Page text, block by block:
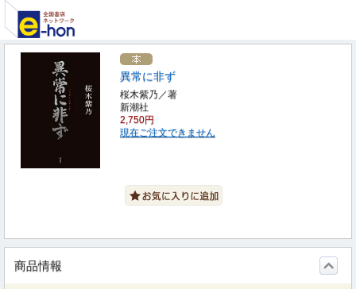
異常に非ず
桜木紫乃／著
新潮社
2,750円
現在ご注文できません
商品情報